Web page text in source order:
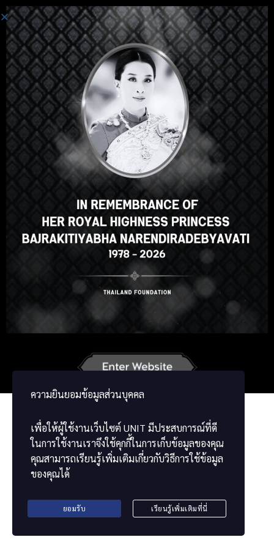
登录
嘿，那不错，对吧？您喜欢这
门课程吗？
登记课程
ความยินยอมข้อมูลส่วนบุคคล
เพื่อให้ผู้ใช้งานเว็บไซต์ UNIT มีประสบการณ์ที่ดี
ในการใช้งานเราจึงใช้คุกกี้ในการเก็บข้อมูลของคุณ
คุณสามารถเรียนรู้เพิ่มเติมเกี่ยวกับวิธีการใช้ข้อมูล
ของคุณได้
ยอมรับ เรียนรู้เพิ่มเติมที่นี่
Select your language
English ภาษาไทย
Korean Japanese
Vietnamese
ខ្មែរ